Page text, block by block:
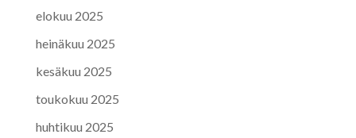
elokuu 2025
heinäkuu 2025
kesäkuu 2025
toukokuu 2025
huhtikuu 2025